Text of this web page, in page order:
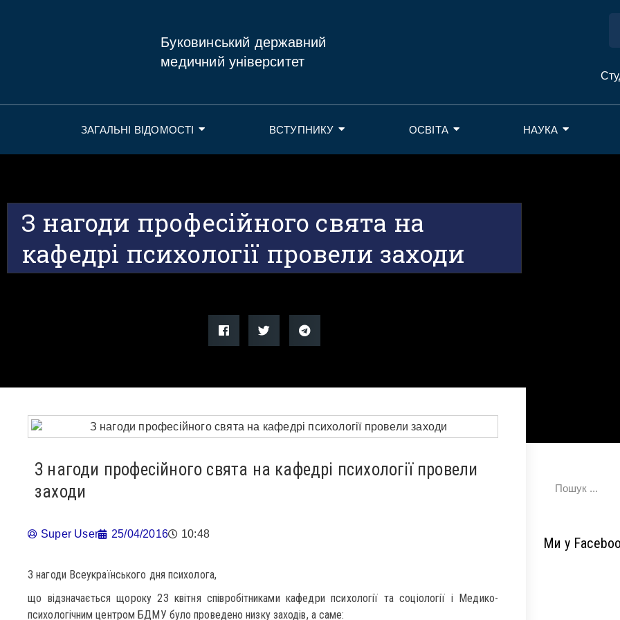
Буковинський державний
медичний університет
ЗАГАЛЬНІ ВІДОМОСТІ ВСТУПНИКУ ОСВІТА НАУКА
З нагоди професійного свята на
кафедрі психології провели заходи
З нагоди професійного свята на кафедрі психології провели
заходи
Super User 25/04/2016 10:48
З нагоди Всеукраїнського дня психолога,
що відзначається щороку 23 квітня співробітниками кафедри психології та соціології і Медико-
психологічним центром БДМУ було проведено низку заходів, а саме:
Ми у